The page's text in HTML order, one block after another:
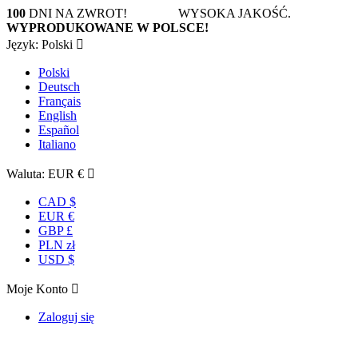
100 DNI NA ZWROT! WYSOKA JAKOŚĆ.
WYPRODUKOWANE W POLSCE!
Język: Polski 
Polski
Deutsch
Français
English
Español
Italiano
Waluta: EUR € 
CAD $
EUR €
GBP £
PLN zł
USD $
Moje Konto 
Zaloguj się